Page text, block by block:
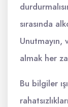
sırasında
almak her
Bu bilgiler